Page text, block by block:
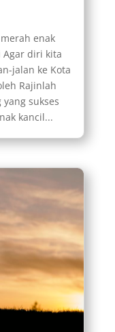
enak
Agar diri kita
jalan ke Kota
Rajinlah
sukses
kancil...